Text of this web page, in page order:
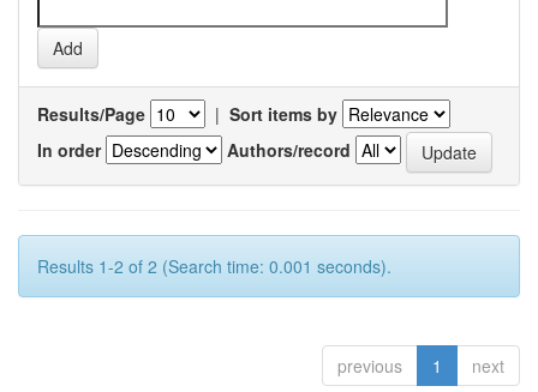
Results/Page | Sort items by
In order
Authors/record
Results 1-2 of 2 (Search time: 0.001 seconds).
previous 1 next